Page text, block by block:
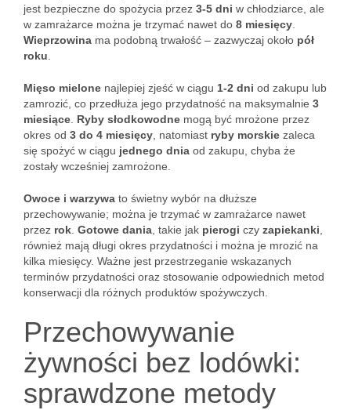
jest bezpieczne do spożycia przez 3-5 dni w chłodziarce, ale
w zamrażarce można je trzymać nawet do 8 miesięcy
Wieprzowina ma podobną trwałość – zazwyczaj około pół
roku
Mięso mielone najlepiej zjeść w ciągu 1-2 dni od zakupu lub
zamrozić, co przedłuża jego przydatność na maksymalnie 3
miesiące Ryby słodkowodne mogą być mrożone przez
okres od 3 do 4 miesięcy , natomiast ryby morskie zaleca
się spożyć w ciągu jednego dnia od zakupu, chyba że
zostały wcześniej zamrożone.
Owoce i warzywa to świetny wybór na dłuższe
przechowywanie; można je trzymać w zamrażarce nawet
przez rok Gotowe dania , takie jak pierogi czy zapiekanki
również mają długi okres przydatności i można je mrozić na
kilka miesięcy. Ważne jest przestrzeganie wskazanych
terminów przydatności oraz stosowanie odpowiednich metod
konserwacji dla różnych produktów spożywczych.
Przechowywanie
żywności bez lodówki:
sprawdzone metody